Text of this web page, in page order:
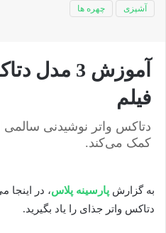
آشپزی چهره ها
آموزش 3
فیلم
دتاکس واتر نوشیدنی
کمک می‌کند.
به گزارش پارسینه پلاس
دتاکس واتر جذای را یاد بگیرید.